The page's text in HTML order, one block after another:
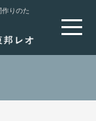
作りのた